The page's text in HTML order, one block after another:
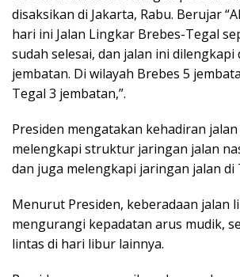
disaksikan di Jakarta, Rabu. Berujar
hari ini Jalan Lingkar Brebes-Tegal
sudah selesai, dan jalan ini dilengkapi
jembatan. Di wilayah Brebes 5
Tegal 3 jembatan,”.
Presiden mengatakan kehadiran
melengkapi struktur jaringan jalan
dan juga melengkapi jaringan jalan di
Menurut Presiden, keberadaan jalan
mengurangi kepadatan arus mudik,
lintas di hari libur lainnya.